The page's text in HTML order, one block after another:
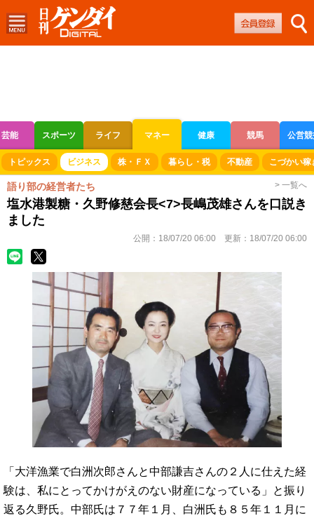
芸能 スポーツ ライフ マネー 健康 競馬 公営
ボートレース 競輪 オートレース
トピックス ビジネス 株・ＦＸ 暮らし・税 不動産 こづかい稼
語り部の経営者たち > 一覧へ
塩水港製糖・久野修慈会長<7>長嶋茂雄さんを口説き
ました
公開： 18/07/20 06:00 更新： 18/07/20 06:00
「大洋漁業で白洲次郎さんと中部謙吉さんの２人に仕えた経
験は、私にとってかけがえのない財産になっている」と振り
返る久野氏。中部氏は７７年１月、白洲氏も８５年１１月に